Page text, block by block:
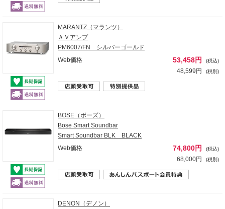
MARANTZ（マランツ）
ＡＶアンプ
PM6007/FN シルバーゴールド
Web価格
53,458円 (税込)
48,599円 (税別)
BOSE（ボーズ）
Bose Smart Soundbar
Smart Soundbar BLK BLACK
Web価格
74,800円 (税込)
68,000円 (税別)
DENON（デノン）